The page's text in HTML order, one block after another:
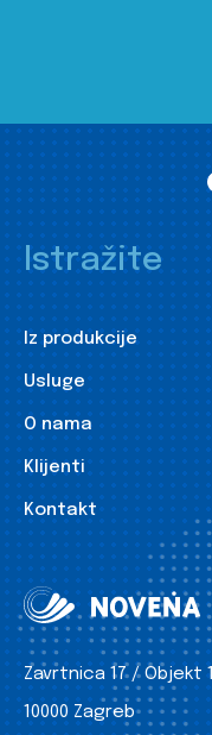
Istražite
Iz produkcije
Usluge
O nama
Klijenti
Kontakt
Zavrtnica 17 / Objekt 1
10000 Zagreb